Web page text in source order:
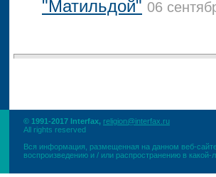
"Матильдой" 06
© 1991-2017 Interfax, religion@interfax.ru
All rights reserved
Вся информация, размещенная на данном веб-
воспроизведению и / или распространению в